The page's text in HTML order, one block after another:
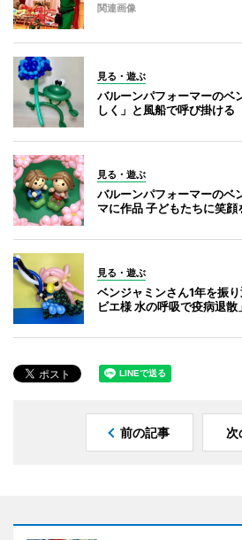
関連画像
見る・遊ぶ
バルーンパフォーマーのベ
しく」と風船で呼び掛ける
見る・遊ぶ
バルーンパフォーマーのベ
マに作品 子どもたちに笑顔
見る・遊ぶ
ベンジャミンさん1年を振
ビエ様 水の呼吸で疫病退散」
前の記事 次